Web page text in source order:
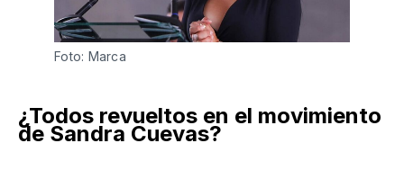
Foto: Marca
¿Todos revueltos en el movimiento
de Sandra Cuevas?